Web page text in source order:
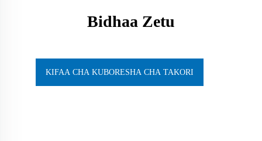
Bidhaa Zetu
KIFAA CHA KUBORESHA CHA TAKORI